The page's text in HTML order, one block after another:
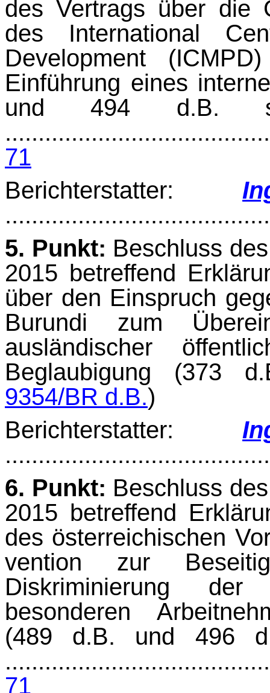
des Vertrags über die
des International
Development
Einführung eines
und 494 d.B.
71
Berichterstatter:
5. Punkt: Beschluss
2015 betreffend
über den Einspruch
Bu­rundi zum
ausländischer
Beglaubigung (373
9354/BR d.B.
Berichterstatter:
6. Punkt: Beschluss
2015 betreffend
des österreichischen
vention zur
Diskriminierung
besonderen
(489 d.B. und 496
71